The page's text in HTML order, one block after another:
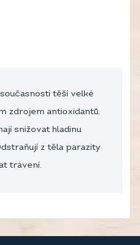
těší velké
zdrojem antioxidantů.
snižovat hladinu
z těla parazity
trávení.